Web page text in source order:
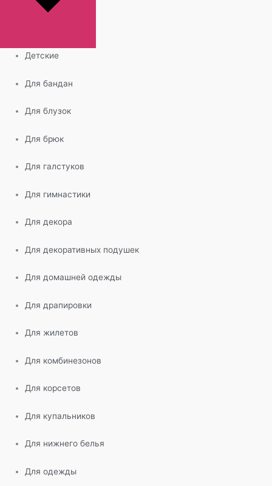
Детские
Для бандан
Для блузок
Для брюк
Для галстуков
Для гимнастики
Для декора
Для декоративных подушек
Для домашней одежды
Для драпировки
Для жилетов
Для комбинезонов
Для корсетов
Для купальников
Для нижнего белья
Для одежды